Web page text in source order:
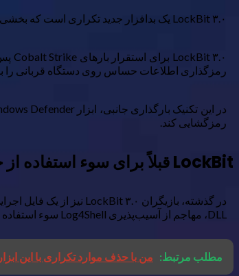
LockBit ۳.۰ یک بدافزار جدید تکراری است که بخشی از خانواده معروف LockBit ransomware-as-a-service (RaaS) را تشکیل می دهد که ابزارهای باج افزار را به مشتریان پرداخت می کند.
رمزگذاری اطلاعات حساس روی دستگاه قربانی را
رمزگشایی کند.
LockBit قبلاً برای سوء استفاده از خط فرمان VMWare استفاده شده است
DLL، مهاجم از آسیب‌پذیری Log4Shell سوء استفاده کرد و ابزار VMWare را فریب داد تا یک DLL مخرب را به جای DLL اصلی و بی‌ضرر بارگیری کند.
مطلب مرتبط: من با حذف موارد تکراری با این